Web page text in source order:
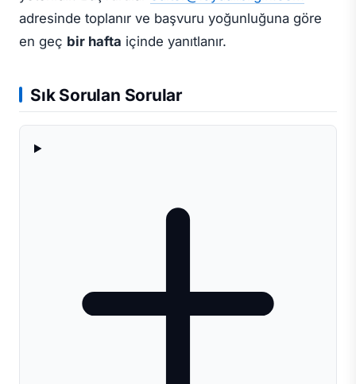
adresinde toplanır ve başvuru yoğunluğuna göre
en geç bir hafta içinde yanıtlanır.
Sık Sorulan Sorular